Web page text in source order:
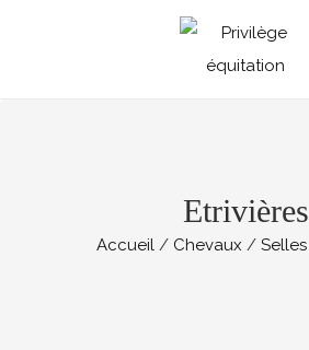
Etrivières
Accueil Chevaux Selles